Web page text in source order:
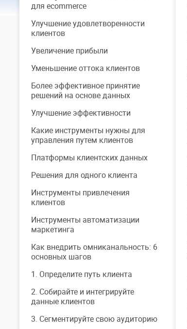
для ecommerce
Улучшение удовлетворенности
клиентов
Увеличение прибыли
Уменьшение оттока клиентов
Более эффективное принятие
решений на основе данных
Улучшение эффективности
Какие инструменты нужны для
управления путем клиентов
Платформы клиентских данных
Решения для одного клиента
Инструменты привлечения
клиентов
Инструменты автоматизации
маркетинга
Как внедрить омниканальность: 6
основных шагов
1. Определите путь клиента
2. Собирайте и интегрируйте
данные клиентов
3. Сегментируйте свою аудиторию